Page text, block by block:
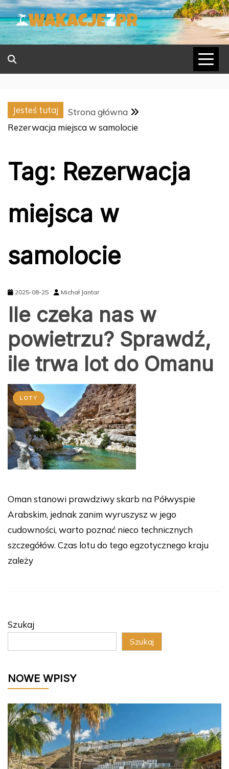
Skip
to
content
Jesteś tutaj
Strona główna
Rezerwacja miejsca w samolocie
Tag: Rezerwacja
miejsca w
samolocie
2025-08-25 Michał Jantar
Ile czeka nas w
powietrzu? Sprawdź,
ile trwa lot do Omanu
LOTY
Oman stanowi prawdziwy skarb na Półwyspie
Arabskim, jednak zanim wyruszysz w jego
cudowności, warto poznać nieco technicznych
szczegółów. Czas lotu do tego egzotycznego kraju
zależy
Szukaj
Szukaj
NOWE WPISY